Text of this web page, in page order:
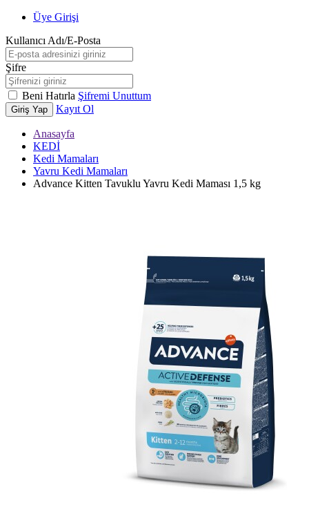
Üye Girişi
Kullanıcı Adı/E-Posta
Şifre
Beni Hatırla Şifremi Unuttum
Giriş Yap Kayıt Ol
Anasayfa
KEDİ
Kedi Mamaları
Yavru Kedi Mamaları
Advance Kitten Tavuklu Yavru Kedi Maması 1,5 kg